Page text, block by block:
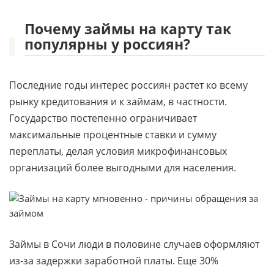
Почему займы на карту так
популярны у россиян?
Последние годы интерес россиян растет ко всему
рынку кредитования и к займам, в частности.
Государство постепенно ограничивает
максимальные процентные ставки и сумму
переплаты, делая условия микрофинансовых
организаций более выгодными для населения.
Займы в Сочи люди в половине случаев оформляют
из-за задержки заработной платы. Еще 30%